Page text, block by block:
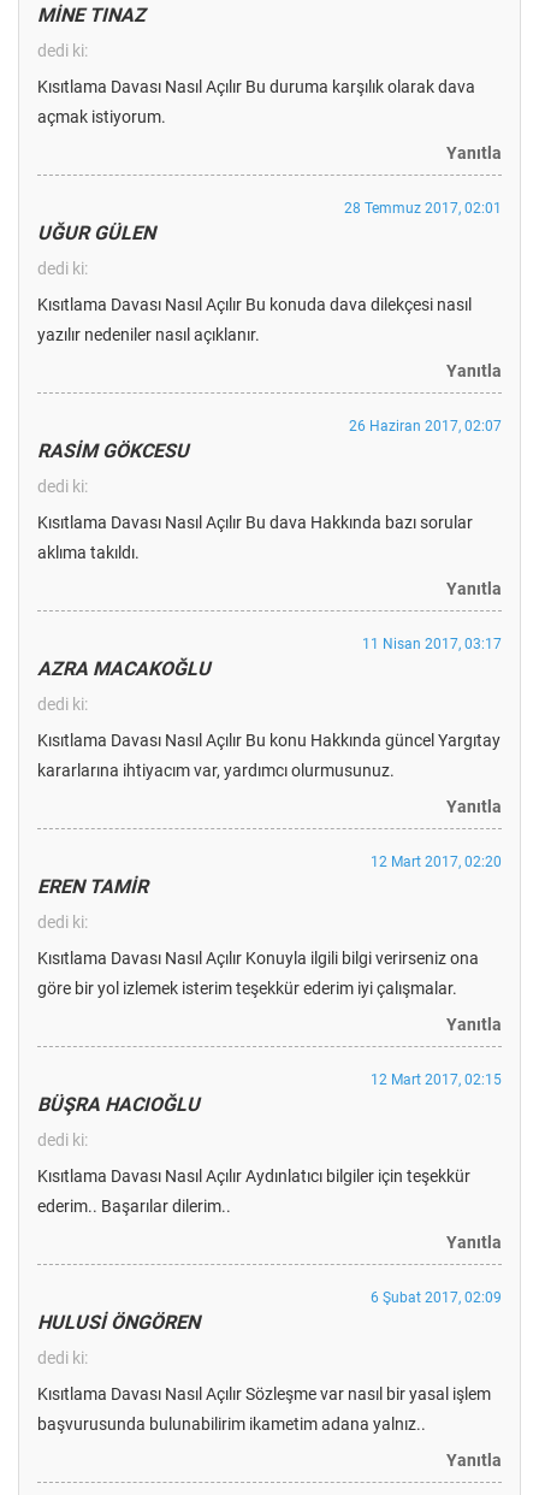
MİNE TINAZ
dedi ki:
Kısıtlama Davası Nasıl Açılır Bu duruma karşılık olarak dava
açmak istiyorum.
Yanıtla
UĞUR GÜLEN
dedi ki:
28 Temmuz 2017, 02:01
Kısıtlama Davası Nasıl Açılır Bu konuda dava dilekçesi nasıl
yazılır nedeniler nasıl açıklanır.
Yanıtla
RASİM GÖKCESU
dedi ki:
26 Haziran 2017, 02:07
Kısıtlama Davası Nasıl Açılır Bu dava Hakkında bazı sorular
aklıma takıldı.
Yanıtla
AZRA MACAKOĞLU
dedi ki:
11 Nisan 2017, 03:17
Kısıtlama Davası Nasıl Açılır Bu konu Hakkında güncel Yargıtay
kararlarına ihtiyacım var, yardımcı olurmusunuz.
Yanıtla
EREN TAMİR
dedi ki:
12 Mart 2017, 02:20
Kısıtlama Davası Nasıl Açılır Konuyla ilgili bilgi verirseniz ona
göre bir yol izlemek isterim teşekkür ederim iyi çalışmalar.
Yanıtla
BÜŞRA HACIOĞLU
dedi ki:
12 Mart 2017, 02:15
Kısıtlama Davası Nasıl Açılır Aydınlatıcı bilgiler için teşekkür
ederim.. Başarılar dilerim..
Yanıtla
HULUSİ ÖNGÖREN
dedi ki:
6 Şubat 2017, 02:09
Kısıtlama Davası Nasıl Açılır Sözleşme var nasıl bir yasal işlem
başvurusunda bulunabilirim ikametim adana yalnız..
Yanıtla